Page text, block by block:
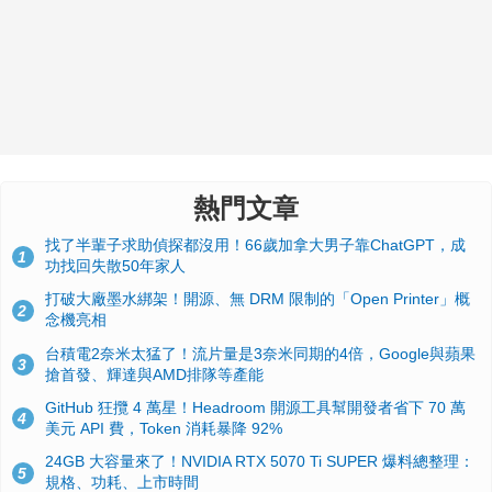
熱門文章
1
找了半輩子求助偵探都沒用！66歲加拿大男子靠ChatGPT，成
功找回失散50年家人
2
打破大廠墨水綁架！開源、無 DRM 限制的「Open Printer」概
念機亮相
3
台積電2奈米太猛了！流片量是3奈米同期的4倍，Google與蘋果
搶首發、輝達與AMD排隊等產能
4
GitHub 狂攬 4 萬星！Headroom 開源工具幫開發者省下 70 萬
美元 API 費，Token 消耗暴降 92%
5
24GB 大容量來了！NVIDIA RTX 5070 Ti SUPER 爆料總整理：
規格、功耗、上市時間